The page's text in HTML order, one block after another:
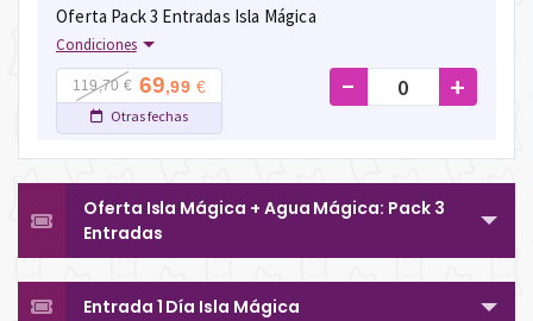
119,70 € 69,99 €
Otras fechas
Oferta Pack 3 Entradas Isla Mágica
Condiciones
- +
Oferta Isla Mágica + Agua Mágica: Pack 3
Entradas
Entrada 1 Día Isla Mágica